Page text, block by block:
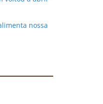
nossa